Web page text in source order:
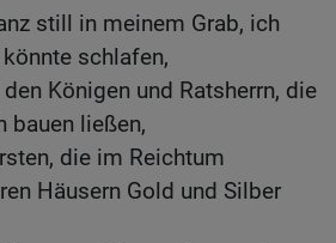
still in meinem Grab, ich
schlafen,
Königen und Ratsherrn, die
bauen ließen,
die im Reichtum
Häusern Gold und Silber